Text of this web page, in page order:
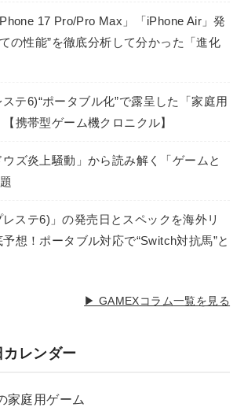
17 Pro/Pro Max」「iPhone Air」発
の性能”を徹底分析して分かった「進化
テ6)“ポータブル化”で露呈した「家庭用
携帯型ゲーム機クロニクル】
ウズ炎上騒動」から読み解く「ゲームと
レステ6)」の発売日とスペックを海外リ
想！ポータブル対応で“Switch対抗馬”と
▶ GAMEXコラム一覧を見る
レンダー
家庭用ゲーム